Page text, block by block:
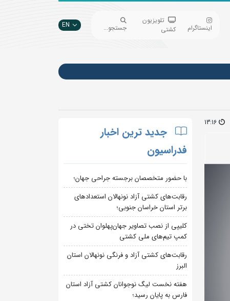
اینستاگرام
تلویزیون
کشتی
جستجو... EN
13:16
جدید ترین اخبار
فدراسیون
با حضور متخصصان برجسته جراحی جهان؛
رقابت‌های کشتی آزاد نونهالان استعدادهای
برتر استان خراسان جنوبی؛
کلیپی از نصب تصاویر جهان‌پهلوان تختی در
کمپ تیم‌های ملی کشتی
رقابت‌های کشتی آزاد و فرنگی نونهالان استان
البرز
هفته نخست لیگ نوجوانان کشتی آزاد استان
فارس به پایان رسید؛